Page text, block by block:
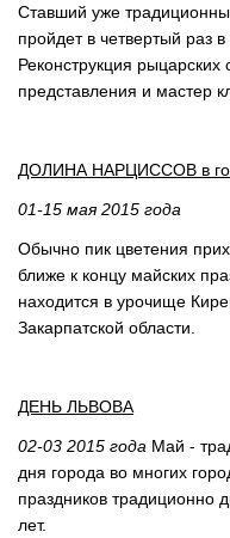
Ставший уже
пройдет в четвертый раз
Реконструкция
представления и мастер
ДОЛИНА НАРЦИССОВ в
01-15 мая 2015 года
Обычно пик цветения
ближе к концу майских
находится в урочище
Закарпатской области.
ДЕНЬ ЛЬВОВА
02-03 2015 года Май -
дня города во многих
праздников традиционно
лет.